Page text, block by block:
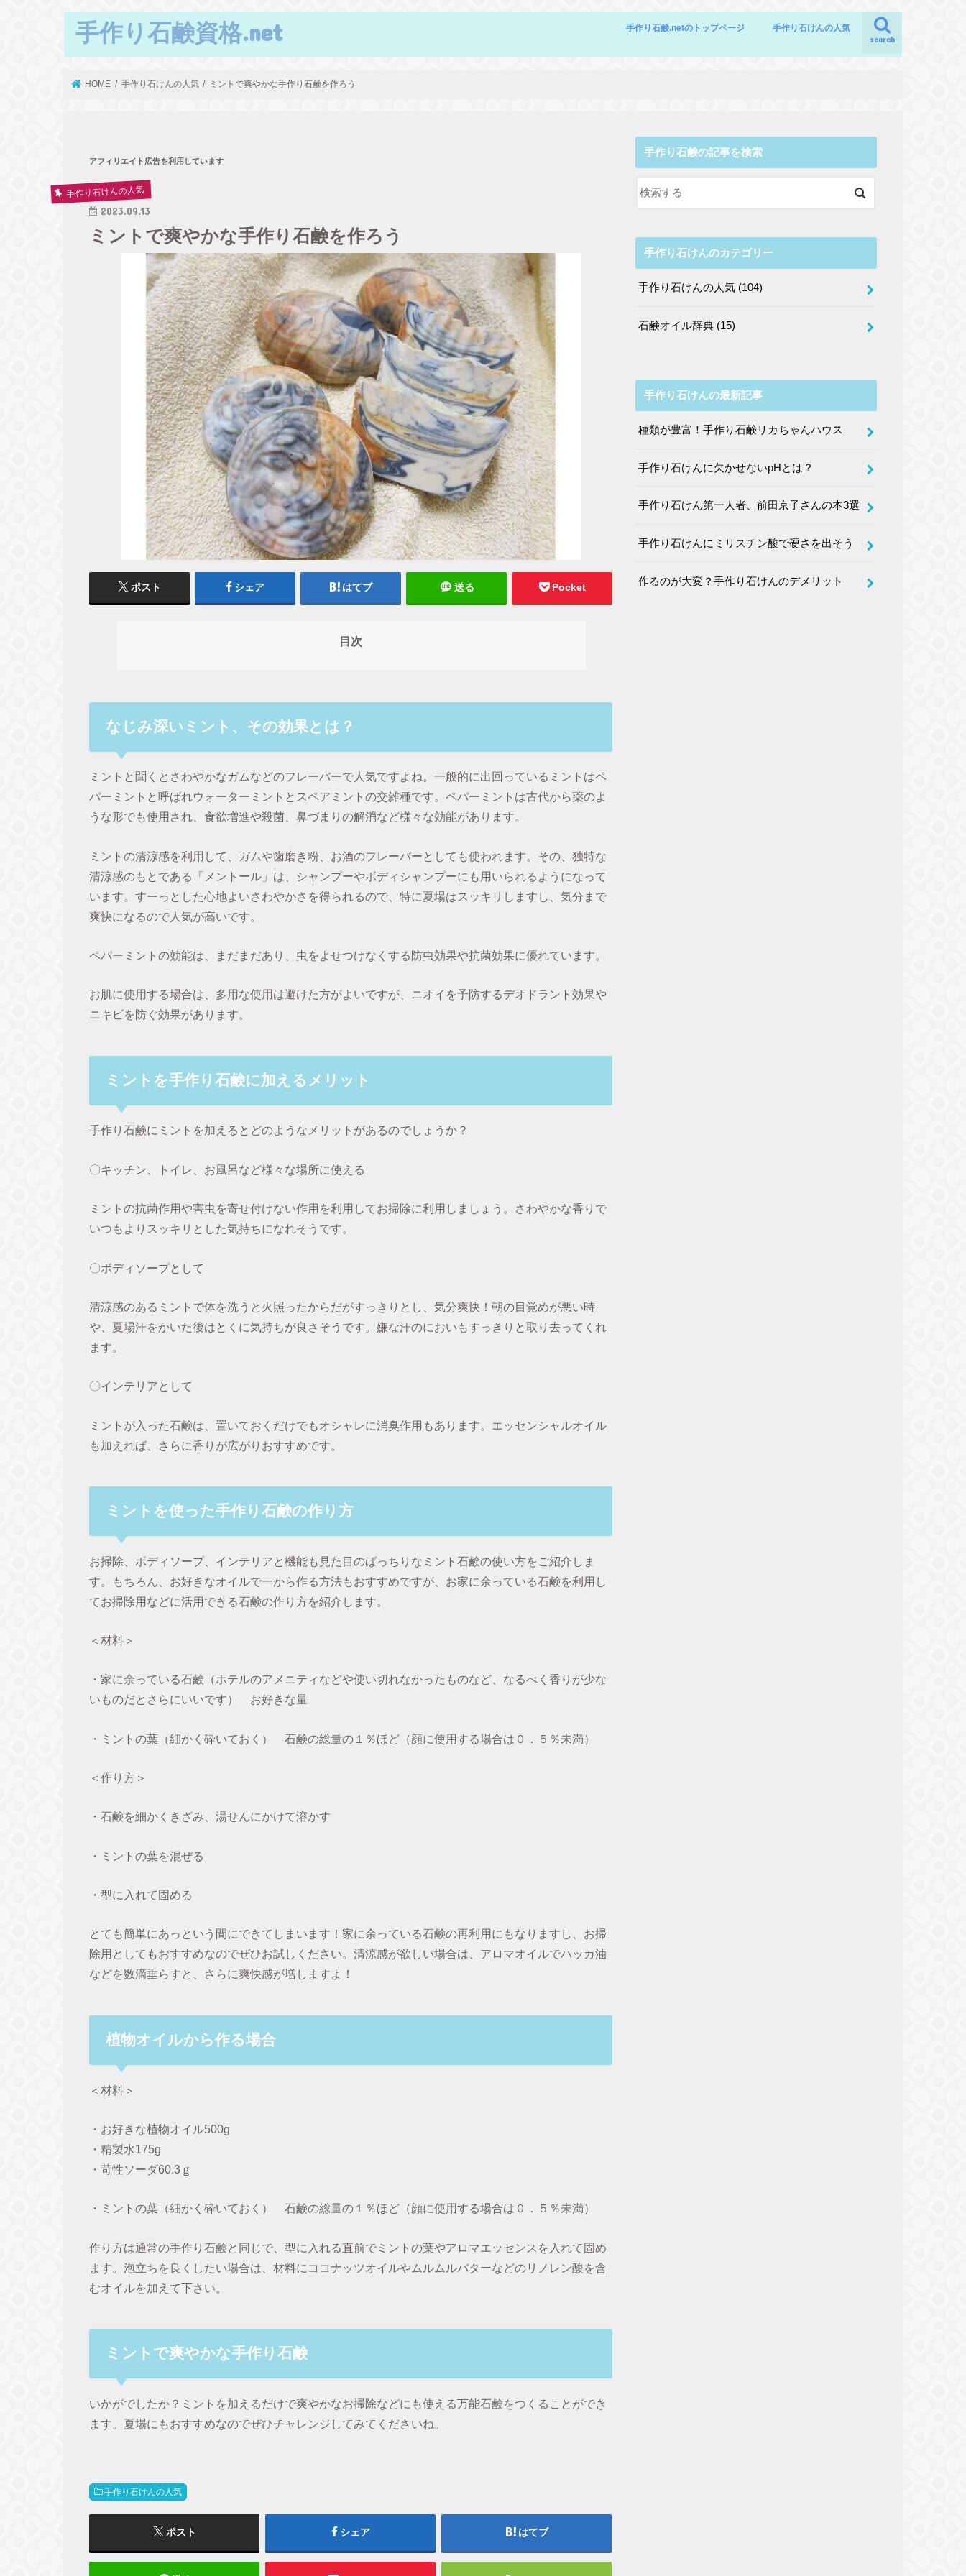
手作り石鹸資格.net search
手作り石鹸.netのトップページ 手作り石けんの人気
HOME 手作り石けんの人気 ミントで爽やかな手作り石鹸を作ろう
アフィリエイト広告を利用しています
手作り石けんの人気
2023.09.13
ミントで爽やかな手作り石鹸を作ろう
ポスト シェア はてブ 送る Pocket
目次
なじみ深いミント、その効果とは？
ミントと聞くとさわやかなガムなどのフレーバーで人気ですよね。一般的に出回っているミントはペ
パーミントと呼ばれウォーターミントとスペアミントの交雑種です。ペパーミントは古代から薬のよ
うな形でも使用され、食欲増進や殺菌、鼻づまりの解消など様々な効能があります。
ミントの清涼感を利用して、ガムや歯磨き粉、お酒のフレーバーとしても使われます。その、独特な
清涼感のもとである「メントール」は、シャンプーやボディシャンプーにも用いられるようになって
います。すーっとした心地よいさわやかさを得られるので、特に夏場はスッキリしますし、気分まで
爽快になるので人気が高いです。
ペパーミントの効能は、まだまだあり、虫をよせつけなくする防虫効果や抗菌効果に優れています。
お肌に使用する場合は、多用な使用は避けた方がよいですが、ニオイを予防するデオドラント効果や
ニキビを防ぐ効果があります。
ミントを手作り石鹸に加えるメリット
手作り石鹸にミントを加えるとどのようなメリットがあるのでしょうか？
〇キッチン、トイレ、お風呂など様々な場所に使える
ミントの抗菌作用や害虫を寄せ付けない作用を利用してお掃除に利用しましょう。さわやかな香りで
いつもよりスッキリとした気持ちになれそうです。
〇ボディソープとして
清涼感のあるミントで体を洗うと火照ったからだがすっきりとし、気分爽快！朝の目覚めが悪い時
や、夏場汗をかいた後はとくに気持ちが良さそうです。嫌な汗のにおいもすっきりと取り去ってくれ
ます。
〇インテリアとして
ミントが入った石鹸は、置いておくだけでもオシャレに消臭作用もあります。エッセンシャルオイル
も加えれば、さらに香りが広がりおすすめです。
ミントを使った手作り石鹸の作り方
お掃除、ボディソープ、インテリアと機能も見た目のばっちりなミント石鹸の使い方をご紹介しま
す。もちろん、お好きなオイルで一から作る方法もおすすめですが、お家に余っている石鹸を利用し
てお掃除用などに活用できる石鹸の作り方を紹介します。
＜材料＞
・家に余っている石鹸（ホテルのアメニティなどや使い切れなかったものなど、なるべく香りが少な
いものだとさらにいいです） お好きな量
・ミントの葉（細かく砕いておく） 石鹸の総量の１％ほど（顔に使用する場合は０．５％未満）
＜作り方＞
・石鹸を細かくきざみ、湯せんにかけて溶かす
・ミントの葉を混ぜる
・型に入れて固める
とても簡単にあっという間にできてしまいます！家に余っている石鹸の再利用にもなりますし、お掃
除用としてもおすすめなのでぜひお試しください。清涼感が欲しい場合は、アロマオイルでハッカ油
などを数滴垂らすと、さらに爽快感が増しますよ！
植物オイルから作る場合
＜材料＞
・お好きな植物オイル500g
・精製水175g
・苛性ソーダ60.3ｇ
・ミントの葉（細かく砕いておく） 石鹸の総量の１％ほど（顔に使用する場合は０．５％未満）
作り方は通常の手作り石鹸と同じで、型に入れる直前でミントの葉やアロマエッセンスを入れて固め
ます。泡立ちを良くしたい場合は、材料にココナッツオイルやムルムルバターなどのリノレン酸を含
むオイルを加えて下さい。
ミントで爽やかな手作り石鹸
いかがでしたか？ミントを加えるだけで爽やかなお掃除などにも使える万能石鹸をつくることができ
ます。夏場にもおすすめなのでぜひチャレンジしてみてくださいね。
手作り石けんの人気
ポスト シェア はてブ
手作り石鹸の記事を検索
手作り石けんのカテゴリー
手作り石けんの人気 (104)
石鹸オイル辞典 (15)
手作り石けんの最新記事
種類が豊富！手作り石鹸リカちゃんハウス
手作り石けんに欠かせないpHとは？
手作り石けん第一人者、前田京子さんの本3選
手作り石けんにミリスチン酸で硬さを出そう
作るのが大変？手作り石けんのデメリット